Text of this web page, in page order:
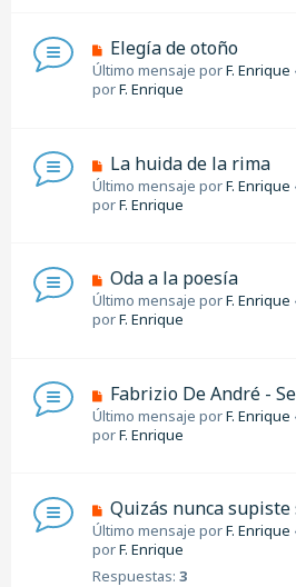
Elegía de otoño
Último mensaje porF. Enrique
porF. Enrique
La huida de la rima
Último mensaje porF. Enrique
porF. Enrique
Oda a la poesía
Último mensaje porF. Enrique
porF. Enrique
Fabrizio De André -
Último mensaje porF. Enrique
porF. Enrique
Quizás nunca
Último mensaje porF. Enrique
porF. Enrique
Respuestas: 3